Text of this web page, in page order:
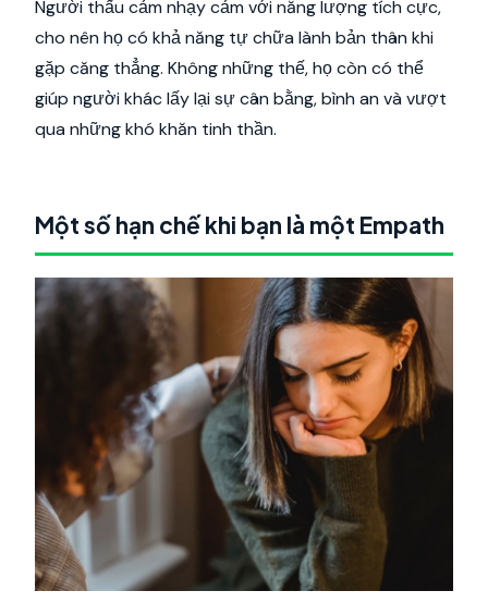
Người thấu cảm nhạy cảm với năng lượng tích cực,
cho nên họ có khả năng tự chữa lành bản thân khi
gặp căng thẳng. Không những thế, họ còn có thể
giúp người khác lấy lại sự cân bằng, bình an và vượt
qua những khó khăn tinh thần.
Một số hạn chế khi bạn là một Empath